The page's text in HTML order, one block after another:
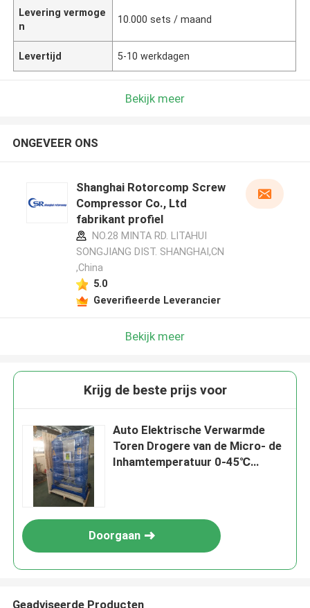
Levering vermoge
n
10.000 sets / maand
Levertijd 5-10 werkdagen
Bekijk meer
ONGEVEER ONS
Shanghai Rotorcomp Screw
Compressor Co., Ltd
fabrikant profiel
NO.28 MINTA RD. LITAHUI
SONGJIANG DIST. SHANGHAI,CN
,China
5.0
Geverifieerde Leverancier
Bekijk meer
Krijg de beste prijs voor
Auto Elektrische Verwarmde
Toren Drogere van de Micro- de
Inhamtemperatuur 0-45℃
Doorgaan
Geadviseerde Producten